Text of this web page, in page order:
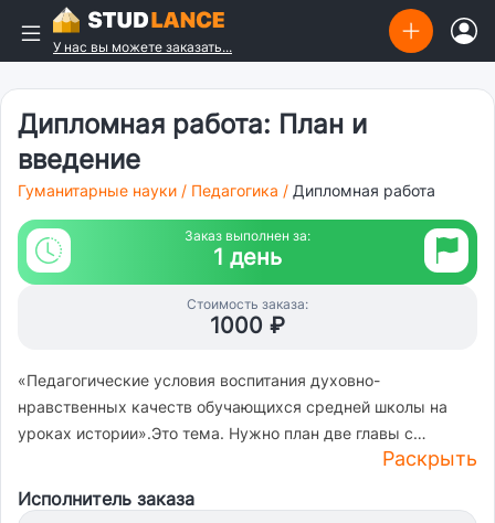
У нас вы можете заказать...
Дипломная работа: План и
введение
Гуманитарные науки / Педагогика / Дипломная работа
Заказ выполнен за:
1 день
Стоимость заказа:
1000 ₽
«Педагогические условия воспитания духовно-
нравственных качеств обучающихся средней школы на
уроках истории».Это тема. Нужно план две главы с
подпунктами. Вторая глава должна быть обязательно
для 9 класса с учетом исторических мест Московской
Раскрыть
Исполнитель заказа